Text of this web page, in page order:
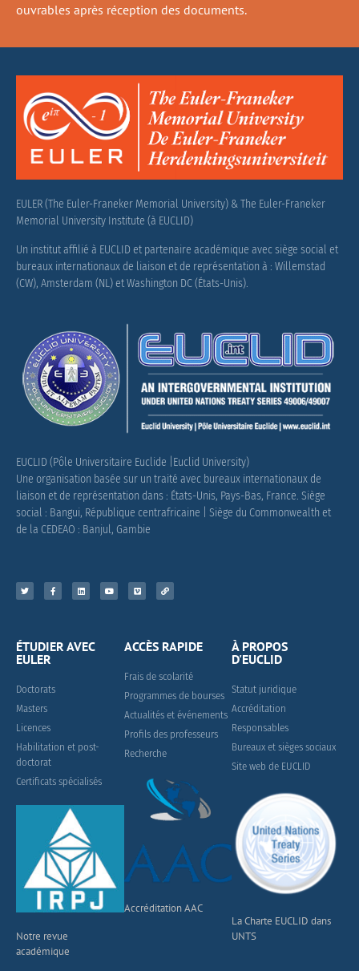
ouvrables après réception des documents.
EULER (The Euler-Franeker Memorial University) & The Euler-Franeker
Memorial University Institute (à EUCLID)
Un institut affilié à EUCLID et partenaire académique avec siège social et
bureaux internationaux de liaison et de représentation à : Willemstad
(CW), Amsterdam (NL) et Washington DC (États-Unis).
EUCLID (Pôle Universitaire Euclide |Euclid University)
Une organisation basée sur un traité avec bureaux internationaux de
liaison et de représentation dans : États-Unis, Pays-Bas, France. Siège
social : Bangui, République centrafricaine | Siège du Commonwealth et
de la CEDEAO : Banjul, Gambie
ÉTUDIER AVEC
EULER
Doctorats
Masters
Licences
Habilitation et post-
doctorat
Certificats spécialisés
Notre revue
académique
ACCÈS RAPIDE
Frais de scolarité
Programmes de bourses
Actualités et événements
Profils des professeurs
Recherche
Accréditation AAC
À PROPOS
D'EUCLID
Statut juridique
Accréditation
Responsables
Bureaux et sièges sociaux
Site web de EUCLID
La Charte EUCLID dans
UNTS